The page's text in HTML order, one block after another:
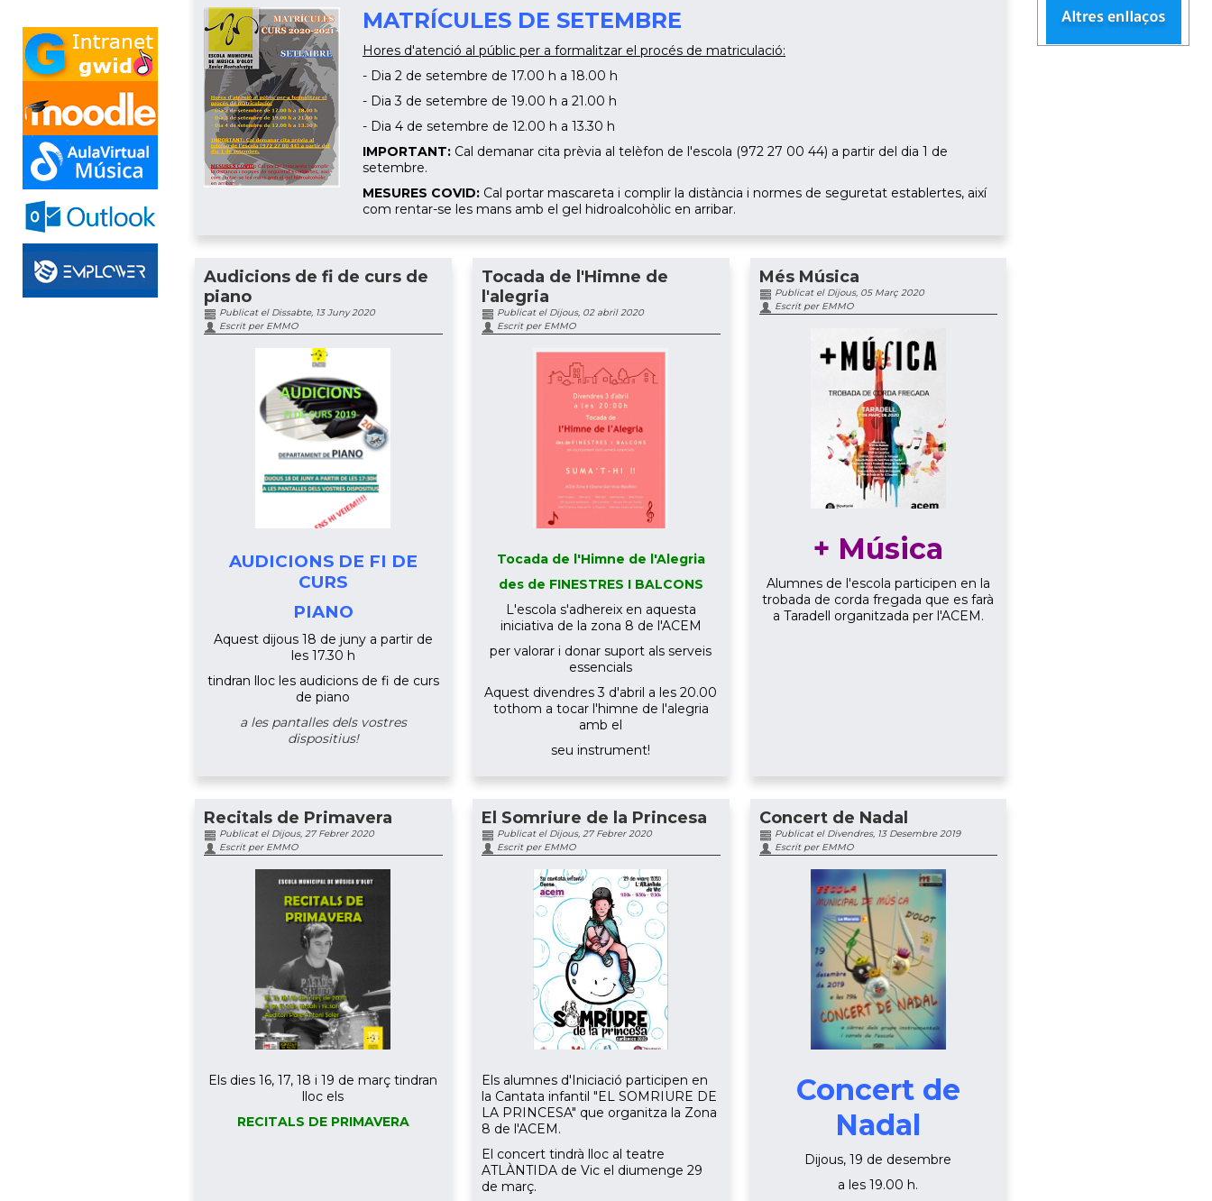
MATRÍCULES DE SETEMBRE
Hores d'atenció al públic per a formalitzar el procés de matriculació:
- Dia 2 de setembre de 17.00 h a 18.00 h
- Dia 3 de setembre de 19.00 h a 21.00 h
- Dia 4 de setembre de 12.00 h a 13.30 h
IMPORTANT: Cal demanar cita prèvia al telèfon de l'escola (972 27 00 44) a partir del dia 1 de
setembre.
MESURES COVID: Cal portar mascareta i complir la distància i normes de seguretat establertes, així
com rentar-se les mans amb el gel hidroalcohòlic en arribar.
Audicions de fi de curs de
piano
Publicat el Dissabte, 13 Juny 2020
Escrit per EMMO
AUDICIONS DE FI DE
CURS
PIANO
Aquest dijous 18 de juny a partir de
les 17.30 h
tindran lloc les audicions de fi de curs
de piano
a les pantalles dels vostres
dispositius!
Tocada de l'Himne de
l'alegria
Publicat el Dijous, 02 abril 2020
Escrit per EMMO
Tocada de l'Himne de l'Alegria
des de FINESTRES I BALCONS
L'escola s'adhereix en aquesta
iniciativa de la zona 8 de l'ACEM
per valorar i donar suport als serveis
essencials
Aquest divendres 3 d'abril a les 20.00
tothom a tocar l'himne de l'alegria
amb el
seu instrument!
Més Música
Publicat el Dijous, 05 Març 2020
Escrit per EMMO
+ Música
Alumnes de l'escola participen en la
trobada de corda fregada que es farà
a Taradell organitzada per l'ACEM.
Recitals de Primavera
Publicat el Dijous, 27 Febrer 2020
Escrit per EMMO
Els dies 16, 17, 18 i 19 de març tindran
lloc els
RECITALS DE PRIMAVERA
El Somriure de la Princesa
Publicat el Dijous, 27 Febrer 2020
Escrit per EMMO
Els alumnes d'Iniciació participen en
la Cantata infantil "EL SOMRIURE DE
LA PRINCESA" que organitza la Zona
8 de l'ACEM.
El concert tindrà lloc al teatre
ATLÀNTIDA de Vic el diumenge 29
de març.
Concert de Nadal
Publicat el Divendres, 13 Desembre 2019
Escrit per EMMO
Concert de
Nadal
Dijous, 19 de desembre
a les 19.00 h.